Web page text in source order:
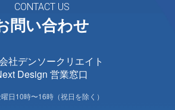
CONTACT US
問い合わせ
社デンソークリエイト
Design 営業窓口
日10時〜16時（祝日を除く）